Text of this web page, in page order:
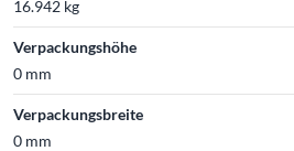
16.942 kg
Verpackungshöhe
0 mm
Verpackungsbreite
0 mm